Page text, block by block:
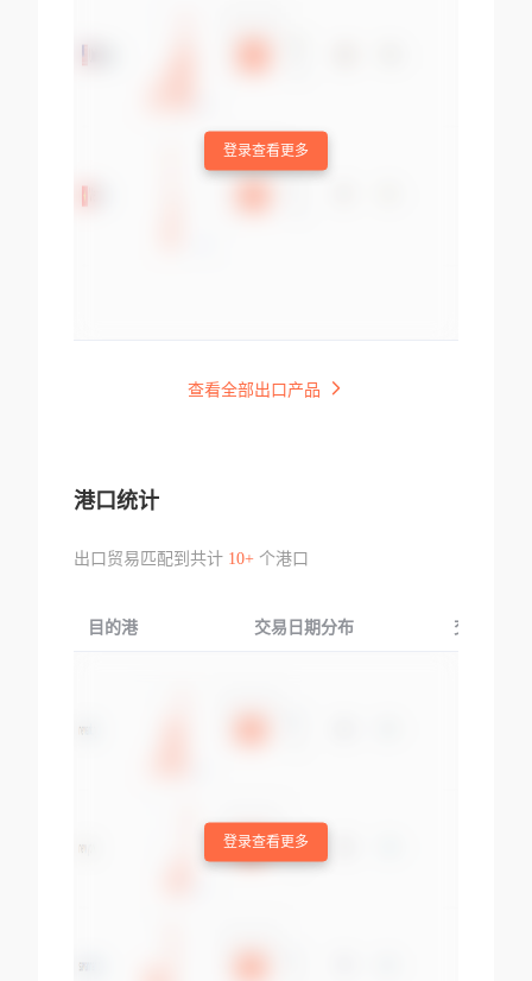
登录查看更多
查看全部出口产品
港口统计
出口贸易匹配到共计 10+个港口
目的港 交易日期分布 交易产品
登录查看更多